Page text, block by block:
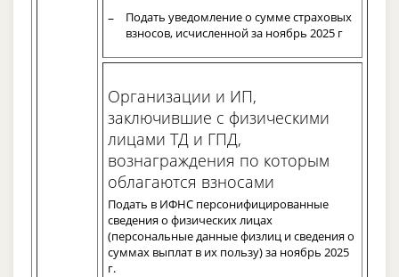
Подать уведомление о сумме страховых
взносов, исчисленной за ноябрь 2025 г
Организации и ИП,
заключившие с физическими
лицами ТД и ГПД,
вознаграждения по которым
облагаются взносами
Подать в ИФНС персонифицированные
сведения о физических лицах
(персональные данные физлиц и сведения о
суммах выплат в их пользу) за ноябрь 2025
г.